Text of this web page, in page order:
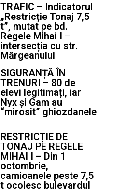
TRAFIC – Indicatorul
„Restricție Tonaj 7,5
t”, mutat pe bd.
Regele Mihai I –
intersecția cu str.
Mărgeanului
SIGURANȚĂ ÎN
TRENURI – 80 de
elevi legitimați, iar
Nyx și Gam au
“mirosit” ghiozdanele
RESTRICȚIE DE
TONAJ PE REGELE
MIHAI I – Din 1
octombrie,
camioanele peste 7,5
t ocolesc bulevardul